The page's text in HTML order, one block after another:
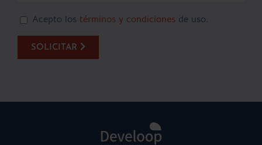
Acepto los términos y condiciones de uso.
SOLICITAR